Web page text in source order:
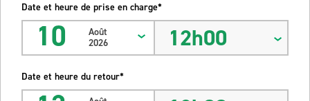
Date et heure de prise en charge*
10
Août
2026
12h00
Date et heure du retour*